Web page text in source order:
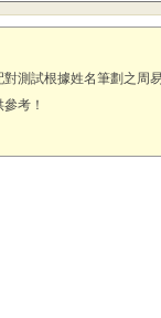
測試根據姓名筆劃之周
考！